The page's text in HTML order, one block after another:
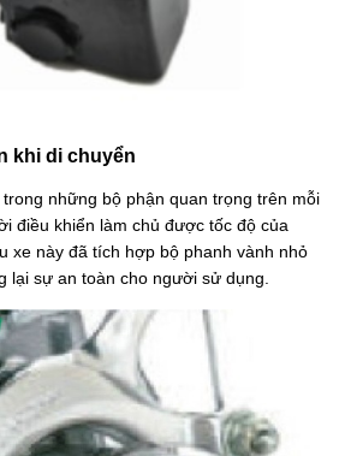
khi di chuyển
những bộ phận quan trọng trên mỗi
điều khiển làm chủ được tốc độ của
xe này đã tích hợp bộ phanh vành nhỏ
lại sự an toàn cho người sử dụng.